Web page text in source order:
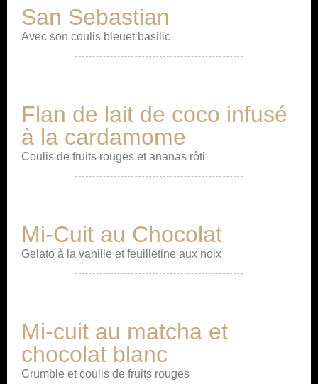
San Sebastian
Avec son coulis bleuet basilic
Flan de lait de coco infusé
à la cardamome
Coulis de fruits rouges et ananas rôti
Mi-Cuit au Chocolat
Gelato à la vanille et feuilletine aux noix
Mi-cuit au matcha et
chocolat blanc
Crumble et coulis de fruits rouges